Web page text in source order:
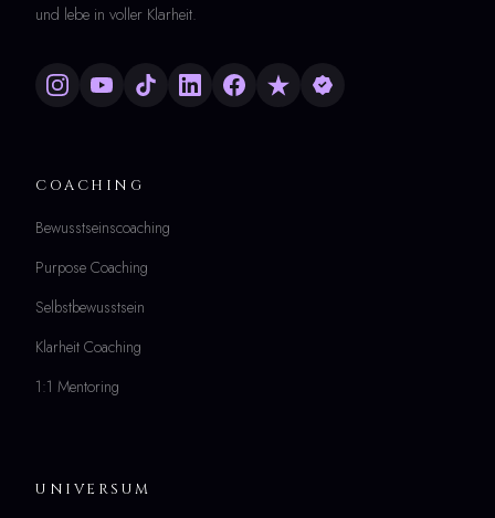
und lebe in voller Klarheit.
COACHING
Bewusstseinscoaching
Purpose Coaching
Selbstbewusstsein
Klarheit Coaching
1:1 Mentoring
UNIVERSUM